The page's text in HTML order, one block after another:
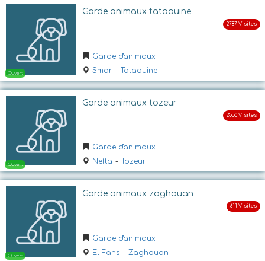
Ouvert
Garde animaux tataouine
Garde d'animaux
Smar - Tataouine
Garde animaux tozeur
Garde d'animaux
Nefta - Tozeur
Garde animaux zaghouan
Garde d'animaux
El Fahs - Zaghouan